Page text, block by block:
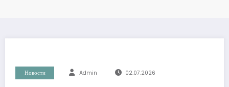
Новости Admin 02.07.2026